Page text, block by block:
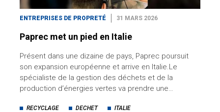
ENTREPRISES DE PROPRETÉ 31 MARS 2026
Paprec met un pied en Italie
Présent dans une dizaine de pays, Paprec poursuit
son expansion européenne et arrive en Italie.Le
spécialiste de la gestion des déchets et de la
production d’énergies vertes va prendre une…
RECYCLAGE DECHET ITALIE